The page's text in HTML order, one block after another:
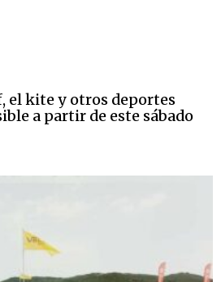
el kite y otros deportes
a partir de este sábado